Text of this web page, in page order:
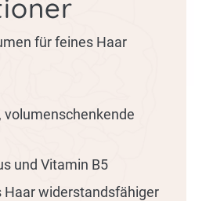
für feines Haar
volumenschenkende
und Vitamin B5
Haar widerstandsfähiger